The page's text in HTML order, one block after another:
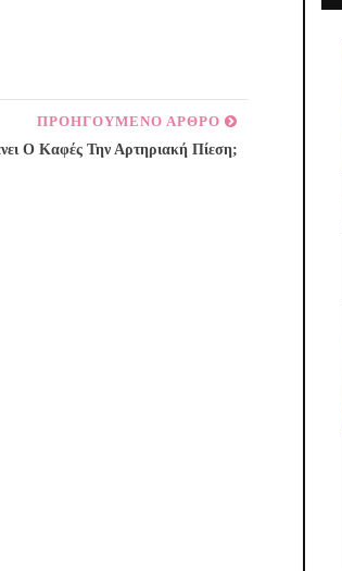
ΠΡΟΗΓΟΥΜΕΝΟ ΑΡΘΡΟ
Ο Καφές Την Αρτηριακή Πίεση;